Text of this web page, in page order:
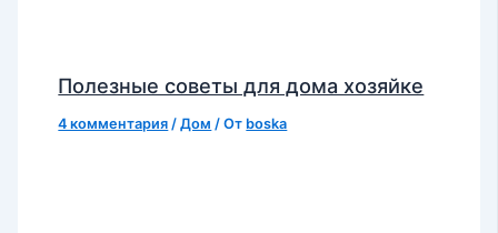
Полезные советы для дома хозяйке
4 комментария /Дом / От boska